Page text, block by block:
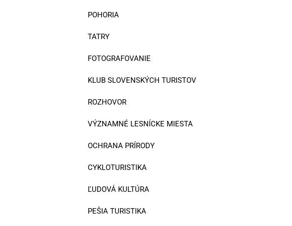
POHORIA
TATRY
FOTOGRAFOVANIE
KLUB SLOVENSKÝCH TURISTOV
ROZHOVOR
VÝZNAMNÉ LESNÍCKE MIESTA
OCHRANA PRÍRODY
CYKLOTURISTIKA
ĽUDOVÁ KULTÚRA
PEŠIA TURISTIKA